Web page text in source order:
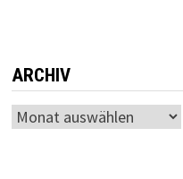
ARCHIV
Archiv